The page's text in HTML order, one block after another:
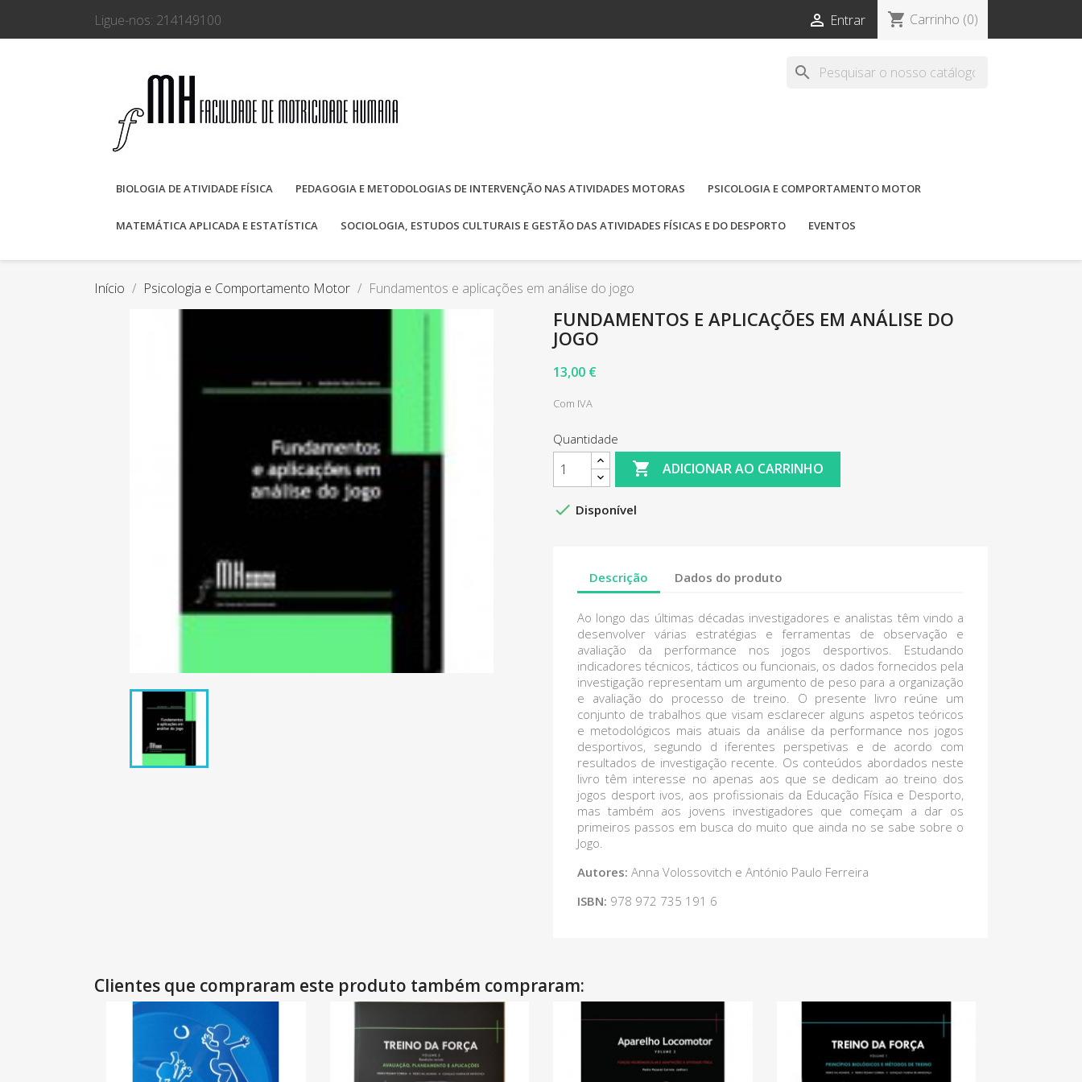
Ligue-nos: 214149100  Entrar shopping_cart Carrinho (0)
search
BIOLOGIA DE ATIVIDADE FÍSICA PEDAGOGIA E METODOLOGIAS DE INTERVENÇÃO NAS ATIVIDADES MOTORAS PSICOLOGIA E COMPORTAMENTO MOTOR
MATEMÁTICA APLICADA E ESTATÍSTICA SOCIOLOGIA, ESTUDOS CULTURAIS E GESTÃO DAS ATIVIDADES FÍSICAS E DO DESPORTO EVENTOS
Início Psicologia e Comportamento Motor Fundamentos e aplicações em análise do jogo
FUNDAMENTOS E APLICAÇÕES EM ANÁLISE DO
JOGO
13,00 €
Com IVA
Quantidade
 ADICIONAR AO CARRINHO
 Disponível
Descrição Dados do produto
Ao longo das últimas décadas investigadores e analistas têm vindo a
desenvolver várias estratégias e ferramentas de observação e
avaliação da performance nos jogos desportivos. Estudando
indicadores técnicos, tácticos ou funcionais, os dados fornecidos pela
investigação representam um argumento de peso para a organização
e avaliação do processo de treino. O presente livro reúne um
conjunto de trabalhos que visam esclarecer alguns aspetos teóricos
e metodológicos mais atuais da análise da performance nos jogos
desportivos, segundo d iferentes perspetivas e de acordo com
resultados de investigação recente. Os conteúdos abordados neste
livro têm interesse no apenas aos que se dedicam ao treino dos
jogos desport ivos, aos profissionais da Educação Física e Desporto,
mas também aos jovens investigadores que começam a dar os
primeiros passos em busca do muito que ainda no se sabe sobre o
Jogo.
Autores: Anna Volossovitch e António Paulo Ferreira
ISBN: 978 972 735 191 6
Clientes que compraram este produto também compraram: